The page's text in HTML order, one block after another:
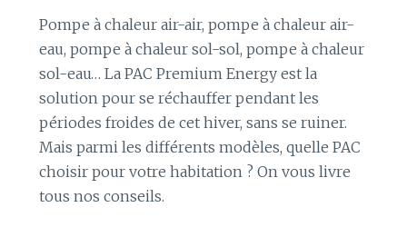
Pompe à chaleur air-air, pompe à chaleur air-
eau, pompe à chaleur sol-sol, pompe à chaleur
sol-eau… La PAC Premium Energy est la
solution pour se réchauffer pendant les
périodes froides de cet hiver, sans se ruiner.
Mais parmi les différents modèles, quelle PAC
choisir pour votre habitation ? On vous livre
tous nos conseils.